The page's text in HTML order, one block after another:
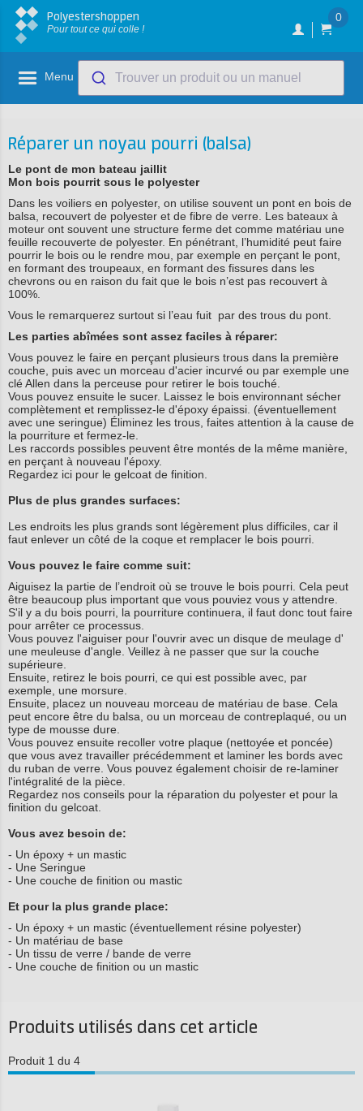
Polyestershoppen
Pour tout ce qui colle !
0
Menu Trouver un produit ou un manuel
Réparer un noyau pourri (balsa)
Le pont de mon bateau jaillit
Mon bois pourrit sous le polyester
Dans les voiliers en polyester, on utilise souvent un pont en bois de
balsa, recouvert de polyester et de fibre de verre. Les bateaux à
moteur ont souvent une structure ferme det comme matériau une
feuille recouverte de polyester. En pénétrant, l’humidité peut faire
pourrir le bois ou le rendre mou, par exemple en perçant le pont,
en formant des troupeaux, en formant des fissures dans les
chevrons ou en raison du fait que le bois n’est pas recouvert à
100%.
Vous le remarquerez surtout si l’eau fuit par des trous du pont.
Les parties abîmées sont assez faciles à réparer:
Vous pouvez le faire en perçant plusieurs trous dans la première
couche, puis avec un morceau d'acier incurvé ou par exemple une
clé Allen dans la perceuse pour retirer le bois touché.
Vous pouvez ensuite le sucer. Laissez le bois environnant sécher
complètement et remplissez-le d'époxy épaissi. (éventuellement
avec une seringue) Éliminez les trous, faites attention à la cause de
la pourriture et fermez-le.
Les raccords possibles peuvent être montés de la même manière,
en perçant à nouveau l'époxy.
Regardez ici pour le gelcoat de finition.
Plus de plus grandes surfaces:
Les endroits les plus grands sont légèrement plus difficiles, car il
faut enlever un côté de la coque et remplacer le bois pourri.
Vous pouvez le faire comme suit:
Aiguisez la partie de l’endroit où se trouve le bois pourri. Cela peut
être beaucoup plus important que vous pouviez vous y attendre.
S'il y a du bois pourri, la pourriture continuera, il faut donc tout faire
pour arrêter ce processus.
Vous pouvez l'aiguiser pour l'ouvrir avec un disque de meulage d'
une meuleuse d'angle. Veillez à ne passer que sur la couche
supérieure.
Ensuite, retirez le bois pourri, ce qui est possible avec, par
exemple, une morsure.
Ensuite, placez un nouveau morceau de matériau de base. Cela
peut encore être du balsa, ou un morceau de contreplaqué, ou un
type de mousse dure.
Vous pouvez ensuite recoller votre plaque (nettoyée et poncée)
que vous avez travailler précédemment et laminer les bords avec
du ruban de verre. Vous pouvez également choisir de re-laminer
l'intégralité de la pièce.
Regardez nos conseils pour la réparation du polyester et pour la
finition du gelcoat.
Vous avez besoin de:
- Un époxy + un mastic
- Une Seringue
- Une couche de finition ou mastic
Et pour la plus grande place:
- Un époxy + un mastic (éventuellement résine polyester)
- Un matériau de base
- Un tissu de verre / bande de verre
- Une couche de finition ou un mastic
Produits utilisés dans cet article
Produit 1 du 4